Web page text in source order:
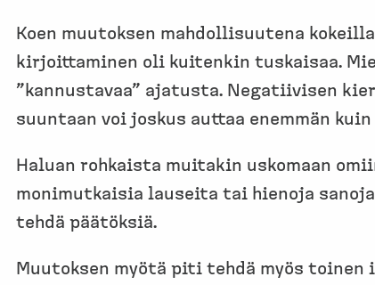
Koen muutoksen mahdollisuutena
kirjoittaminen oli kuitenkin tuskaisaa.
”kannustavaa” ajatusta. Negatiivisen
suuntaan voi joskus auttaa enemmän
Haluan rohkaista muitakin uskomaan
monimutkaisia lauseita tai hienoja
tehdä päätöksiä.
Muutoksen myötä piti tehdä myös